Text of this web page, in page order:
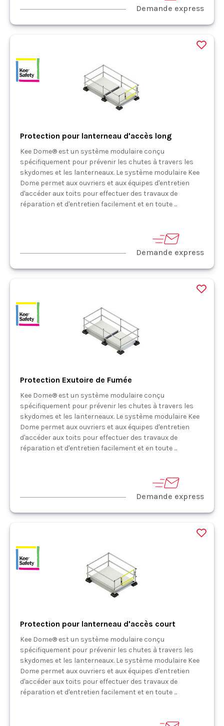
Demande express
Protection pour lanterneau d'accès long
Kee Dome® est un système modulaire conçu
spécifiquement pour prévenir les chutes à travers les
skydomes et les lanterneaux. Le système modulaire Kee
Dome permet aux ouvriers et aux équipes d'entretien
d'accéder aux toits pour effectuer des travaux de
réparation et d'entretien facilement et en toute ...
Demande express
Protection Exutoire de Fumée
Kee Dome® est un système modulaire conçu
spécifiquement pour prévenir les chutes à travers les
skydomes et les lanterneaux. Le système modulaire Kee
Dome permet aux ouvriers et aux équipes d'entretien
d'accéder aux toits pour effectuer des travaux de
réparation et d'entretien facilement et en toute ...
Demande express
Protection pour lanterneau d'accès court
Kee Dome® est un système modulaire conçu
spécifiquement pour prévenir les chutes à travers les
skydomes et les lanterneaux. Le système modulaire Kee
Dome permet aux ouvriers et aux équipes d'entretien
d'accéder aux toits pour effectuer des travaux de
réparation et d'entretien facilement et en toute ...